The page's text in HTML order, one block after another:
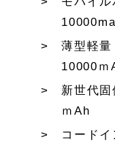
薄型軽
10000ｍ
新世代
ｍAh
コード